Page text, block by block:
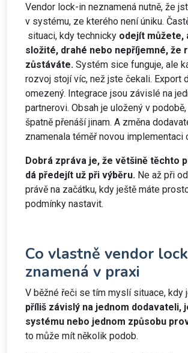
Vendor lock-in neznamená nutně, že
v systému, ze kterého není úniku.
situaci, kdy technicky odejít můžete,
složité, drahé nebo nepříjemné, že
zůstáváte. Systém sice funguje, ale
rozvoj stojí víc, než jste čekali. Export
omezený. Integrace jsou závislé na
partnerovi. Obsah je uložený v
špatně přenáší jinam. A změna
znamenala téměř novou implementaci
Dobrá zpráva je, že většině těchto
dá předejít už při výběru. Ne až při
právě na začátku, kdy ještě máte
podmínky nastavit.
Co vlastně vendor
znamená v praxi
V běžné řeči se tím myslí situace, kdy
příliš závislý na jednom dodavateli,
systému nebo jednom způsobu
to může mít několik podob.